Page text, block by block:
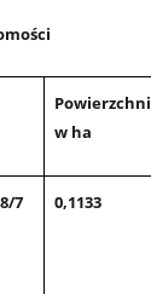
w ha
7 0,1133